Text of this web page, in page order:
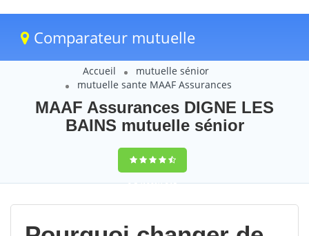
Comparateur mutuelle
Accueil
mutuelle sénior
mutuelle sante MAAF Assurances
MAAF Assurances DIGNE LES
BAINS mutuelle sénior
9,5(100%)215